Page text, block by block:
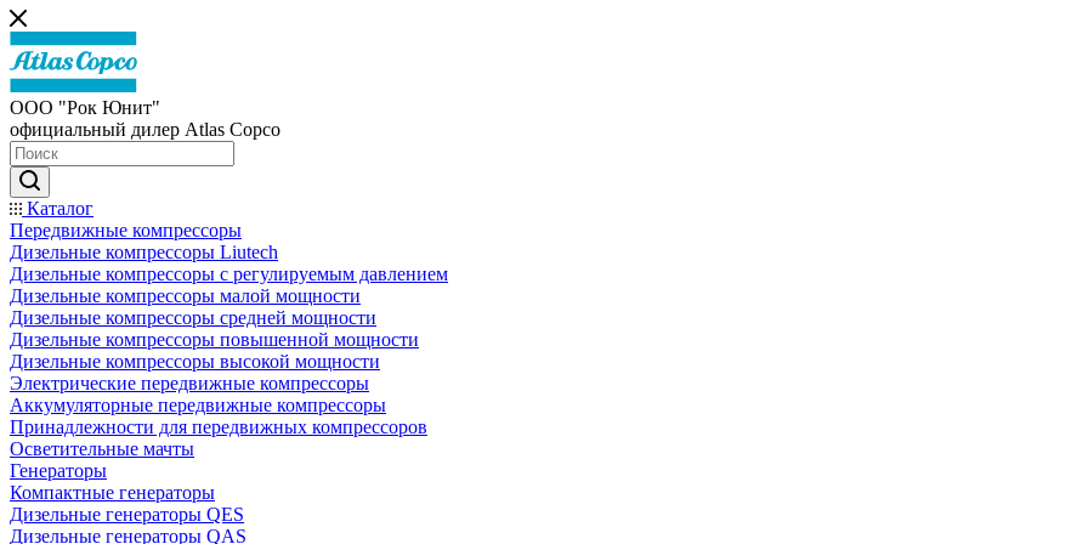
ООО "Рок Юнит"
официальный дилер Atlas Copco
Каталог
Передвижные компрессоры
Дизельные компрессоры Liutech
Дизельные компрессоры с регулируемым давлением
Дизельные компрессоры малой мощности
Дизельные компрессоры средней мощности
Дизельные компрессоры повышенной мощности
Дизельные компрессоры высокой мощности
Электрические передвижные компрессоры
Аккумуляторные передвижные компрессоры
Принадлежности для передвижных компрессоров
Осветительные мачты
Генераторы
Компактные генераторы
Дизельные генераторы QES
Дизельные генераторы QAS